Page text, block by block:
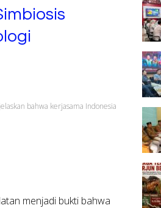
bahwa kerjasama Indonesia
menjadi bukti bahwa